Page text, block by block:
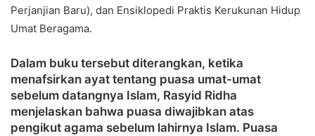
Perjanjian Baru), dan Ensiklopedi Praktis Kerukunan Hidup
Umat Beragama.
Dalam buku tersebut diterangkan, ketika
menafsirkan ayat tentang puasa umat-umat
sebelum datangnya Islam, Rasyid Ridha
menjelaskan bahwa puasa diwajibkan atas
pengikut agama sebelum lahirnya Islam. Puasa